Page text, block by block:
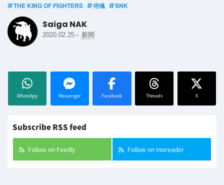
THE KING OF FIGHTERS 侍魂 SNK
Saiga NAK
2020.02.25 - 新聞
WhatsApp Messenger Facebook Threads X
Subscribe RSS feed
Follow on Feedly Follow on Inoreader